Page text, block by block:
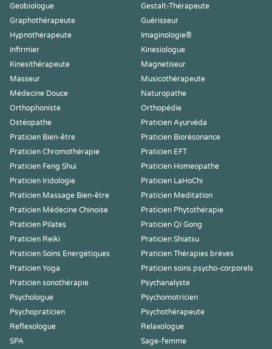
Geobiologue
Gestalt-Thérapeute
Graphothérapeute
Guérisseur
Hypnothérapeute
Imaginologie®
Infirmier
Kinesiologue
Kinesithérapeute
Magnetiseur
Masseur
Musicothérapeute
Médecine Douce
Naturopathe
Orthophoniste
Orthopédie
Ostéopathe
Praticien Ayurvéda
Praticien Bien-être
Praticien Biorésonance
Praticien Chromothérapie
Praticien EFT
Praticien Feng Shui
Praticien Homeopathe
Praticien Iridologie
Praticien LaHoChi
Praticien Massage Bien-être
Praticien Meditation
Praticien Médecine Chinoise
Praticien Phytothérapie
Praticien Pilates
Praticien Qi Gong
Praticien Reiki
Praticien Shiatsu
Praticien Soins Energétiques
Praticien Thérapies brèves
Praticien Yoga
Praticien soins psycho-corporels
Praticien sonothérapie
Psychanalyste
Psychologue
Psychomotricien
Psychopraticien
Psychothérapeute
Reflexologue
Relaxologue
SPA
Sage-femme